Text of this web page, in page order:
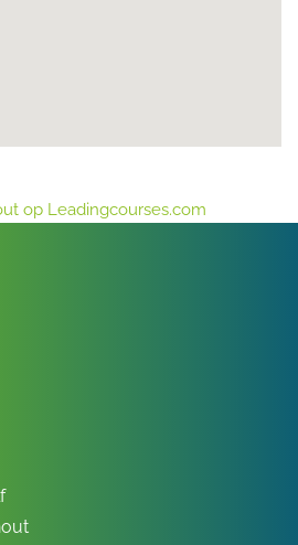
op Leadingcourses.com